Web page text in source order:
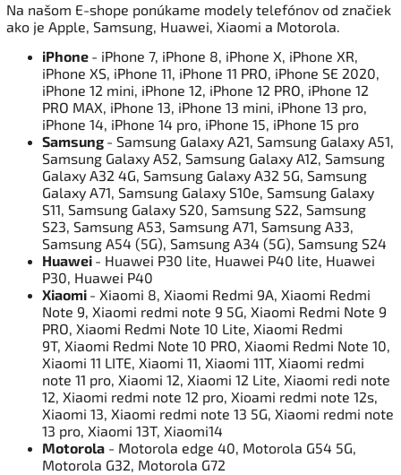
Na našom E-shope ponúkame modely telefónov od značiek
ako je Apple, Samsung, Huawei, Xiaomi a Motorola.
iPhone - iPhone 7, iPhone 8, iPhone X, iPhone XR,
iPhone XS, iPhone 11, iPhone 11 PRO, iPhone SE 2020,
iPhone 12 mini, iPhone 12, iPhone 12 PRO, iPhone 12
PRO MAX, iPhone 13, iPhone 13 mini, iPhone 13 pro,
iPhone 14, iPhone 14 pro, iPhone 15, iPhone 15 pro
Samsung - Samsung Galaxy A21, Samsung Galaxy A51,
Samsung Galaxy A52, Samsung Galaxy A12, Samsung
Galaxy A32 4G, Samsung Galaxy A32 5G, Samsung
Galaxy A71, Samsung Galaxy S10e, Samsung Galaxy
S11, Samsung Galaxy S20, Samsung S22, Samsung
S23, Samsung A53, Samsung A71, Samsung A33,
Samsung A54 (5G), Samsung A34 (5G), Samsung S24
Huawei - Huawei P30 lite, Huawei P40 lite, Huawei
P30, Huawei P40
Xiaomi - Xiaomi 8, Xiaomi Redmi 9A, Xiaomi Redmi
Note 9, Xiaomi redmi note 9 5G, Xiaomi Redmi Note 9
PRO, Xiaomi Redmi Note 10 Lite, Xiaomi Redmi
9T, Xiaomi Redmi Note 10 PRO, Xiaomi Redmi Note 10,
Xiaomi 11 LITE, Xiaomi 11, Xiaomi 11T, Xiaomi redmi
note 11 pro, Xiaomi 12, Xiaomi 12 Lite, Xiaomi redi note
12, Xiaomi redmi note 12 pro, Xioami redmi note 12s,
Xiaomi 13, Xiaomi redmi note 13 5G, Xiaomi redmi note
13 pro, Xiaomi 13T, Xiaomi14
Motorola - Motorola edge 40, Motorola G54 5G,
Motorola G32, Motorola G72